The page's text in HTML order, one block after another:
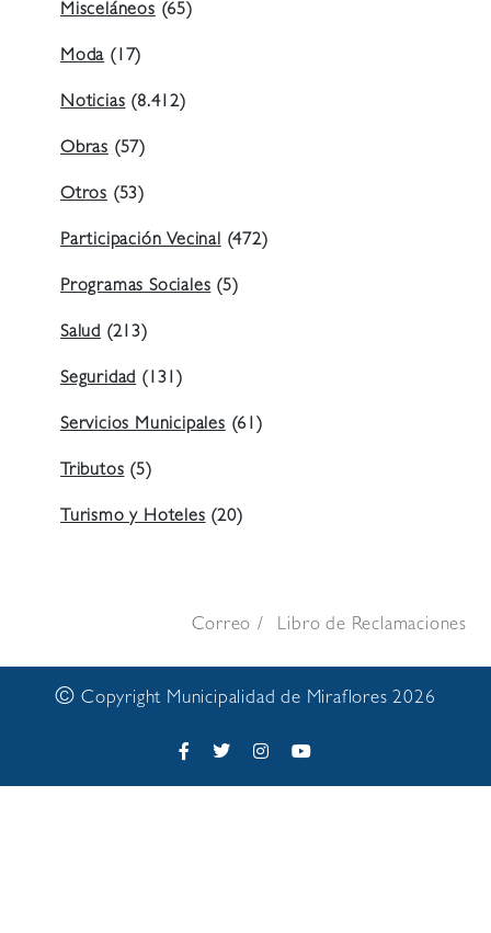
Misceláneos (65)
Moda (17)
Noticias (8.412)
Obras (57)
Otros (53)
Participación Vecinal (472)
Programas Sociales (5)
Salud (213)
Seguridad (131)
Servicios Municipales (61)
Tributos (5)
Turismo y Hoteles (20)
Correo Libro de Reclamaciones
© Copyright Municipalidad de Miraflores 2026